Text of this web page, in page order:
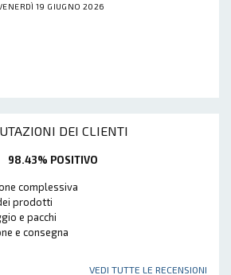
19 GIUGNO 2026
DEI CLIENTI
98.43% POSITIVO
complessiva
prodotti
e pacchi
e consegna
VEDI TUTTE LE RECENSIONI